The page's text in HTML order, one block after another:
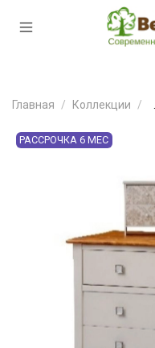
Главная Коллекции
РАССРОЧКА 6 МЕС